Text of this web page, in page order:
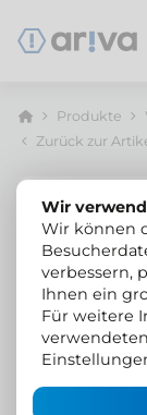
Produkte
Zurück zur
Wir
Wir können
verbessern,
Ihnen ein
Für weitere